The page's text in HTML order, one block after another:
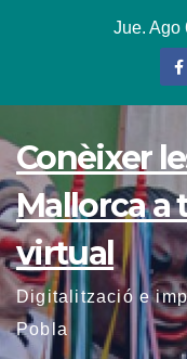
Jue. Ago
Conèixer
Mallorca a
virtual
Digitalització e
Pobla